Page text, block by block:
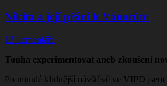
Nikita a její přání k Vánocům
13 komentáře
Touha experimentovat aneb zkoušení
Po minulé klidnější návštěvě ve VIPD jsem